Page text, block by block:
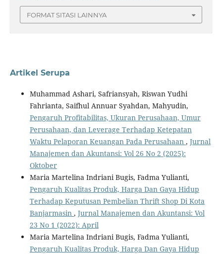
FORMAT SITASI LAINNYA
Artikel Serupa
Muhammad Ashari, Safriansyah, Riswan Yudhi
Fahrianta, Saifhul Annuar Syahdan, Mahyudin,
Pengaruh Profitabilitas, Ukuran Perusahaan, Umur
Perusahaan, dan Leverage Terhadap Ketepatan
Waktu Pelaporan Keuangan Pada Perusahaan , Jurnal
Manajemen dan Akuntansi: Vol 26 No 2 (2025):
Oktober
Maria Martelina Indriani Bugis, Fadma Yulianti,
Pengaruh Kualitas Produk, Harga Dan Gaya Hidup
Terhadap Keputusan Pembelian Thrift Shop Di Kota
Banjarmasin , Jurnal Manajemen dan Akuntansi: Vol
23 No 1 (2022): April
Maria Martelina Indriani Bugis, Fadma Yulianti,
Pengaruh Kualitas Produk, Harga Dan Gaya Hidup